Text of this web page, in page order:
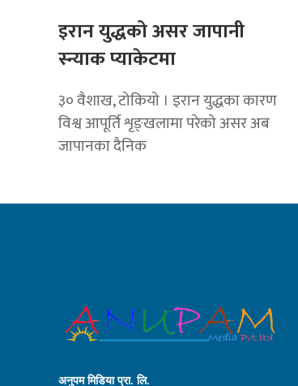
इरान युद्धको असर जापानी
स्न्याक प्याकेटमा
३० वैशाख, टोकियो । इरान युद्धका कारण
विश्व आपूर्ति शृङ्खलामा परेको असर अब
जापानका दैनिक
अनुपम मिडिया प्रा. लि.